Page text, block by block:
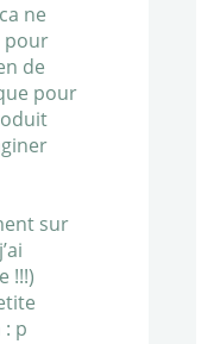
ne
pour
de
pour
sur
!!!)
p